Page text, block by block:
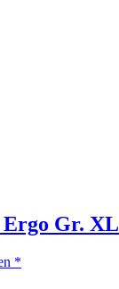
Gr. XL
*